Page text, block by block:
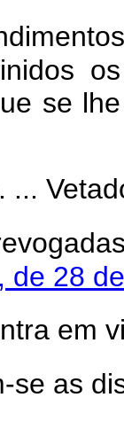
se
...
de 28
em
se as